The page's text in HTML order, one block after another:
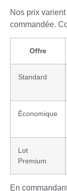
Nos prix
commandée.
Offre
Standard
Économique
Lot
Premium
En